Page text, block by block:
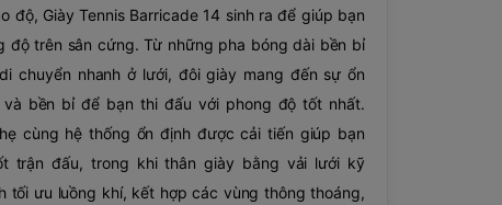
độ, Giày Tennis Barricade 14 sinh ra để giúp bạn
độ trên sân cứng. Từ những pha bóng dài bền bỉ
chuyển nhanh ở lưới, đôi giày mang đến sự ổn
và bền bỉ để bạn thi đấu với phong độ tốt nhất.
cùng hệ thống ổn định được cải tiến giúp bạn
trận đấu, trong khi thân giày bằng vải lưới kỹ
tối ưu luồng khí, kết hợp các vùng thông thoáng,